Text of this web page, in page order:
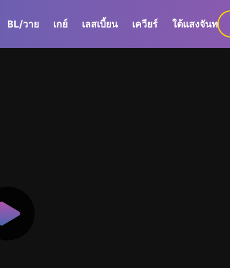
BL/วาย เกย์ เลสเบี้ยน เควียร์ ใต้แสงจันทร์